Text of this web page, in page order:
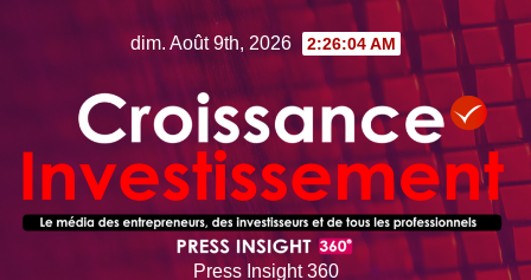
dim. Août 9th, 2026 2:26:05 AM
Press Insight 360